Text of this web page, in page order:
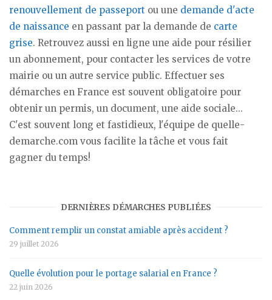
renouvellement de passeport ou une demande d'acte
de naissance en passant par la demande de carte
grise. Retrouvez aussi en ligne une aide pour résilier
un abonnement, pour contacter les services de votre
mairie ou un autre service public. Effectuer ses
démarches en France est souvent obligatoire pour
obtenir un permis, un document, une aide sociale...
C'est souvent long et fastidieux, l'équipe de quelle-
demarche.com vous facilite la tâche et vous fait
gagner du temps!
DERNIÈRES DÉMARCHES PUBLIÉES
Comment remplir un constat amiable après accident ?
29 juillet 2026
Quelle évolution pour le portage salarial en France ?
22 juin 2026